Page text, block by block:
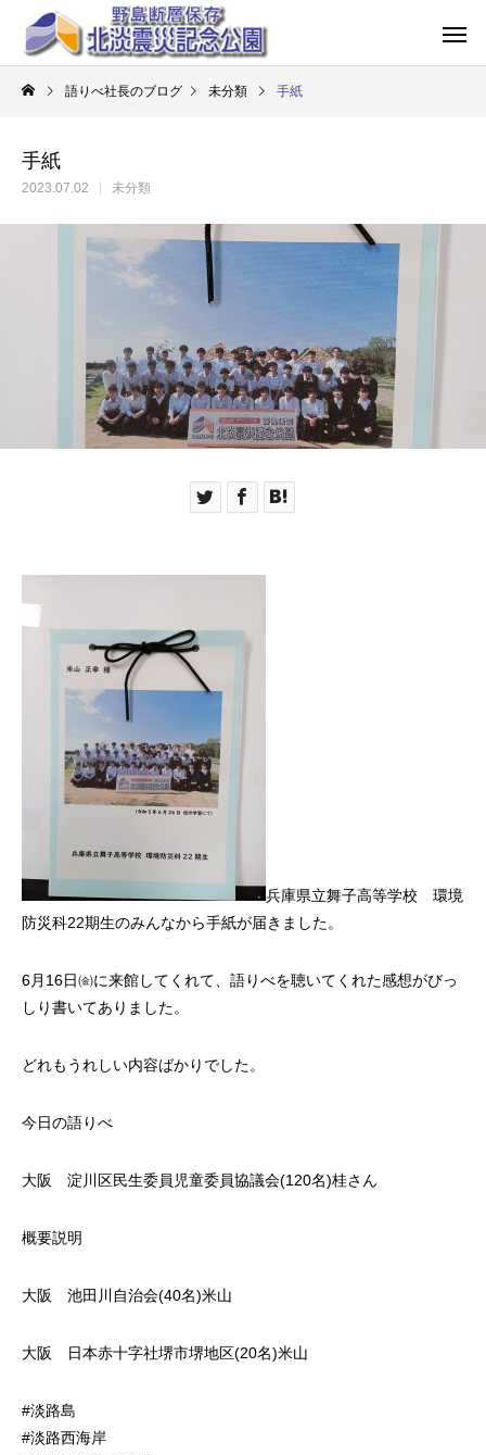
語りべ社長のブログ 未分類 手紙
手紙
2023.07.02 未分類
兵庫県立舞子高等学校 環境
防災科22期生のみんなから手紙が届きました。
6月16日㈮に来館してくれて、語りべを聴いてくれた感想がびっ
しり書いてありました。
どれもうれしい内容ばかりでした。
今日の語りべ
大阪 淀川区民生委員児童委員協議会(120名)桂さん
概要説明
大阪 池田川自治会(40名)米山
大阪 日本赤十字社堺市堺地区(20名)米山
#淡路島
#淡路西海岸